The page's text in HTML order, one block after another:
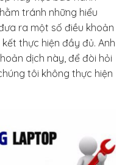
tránh những hiểu
ra một số điều khoản
thực hiện đầy đủ. Anh
dịch này, để đòi hỏi
tôi không thực hiện